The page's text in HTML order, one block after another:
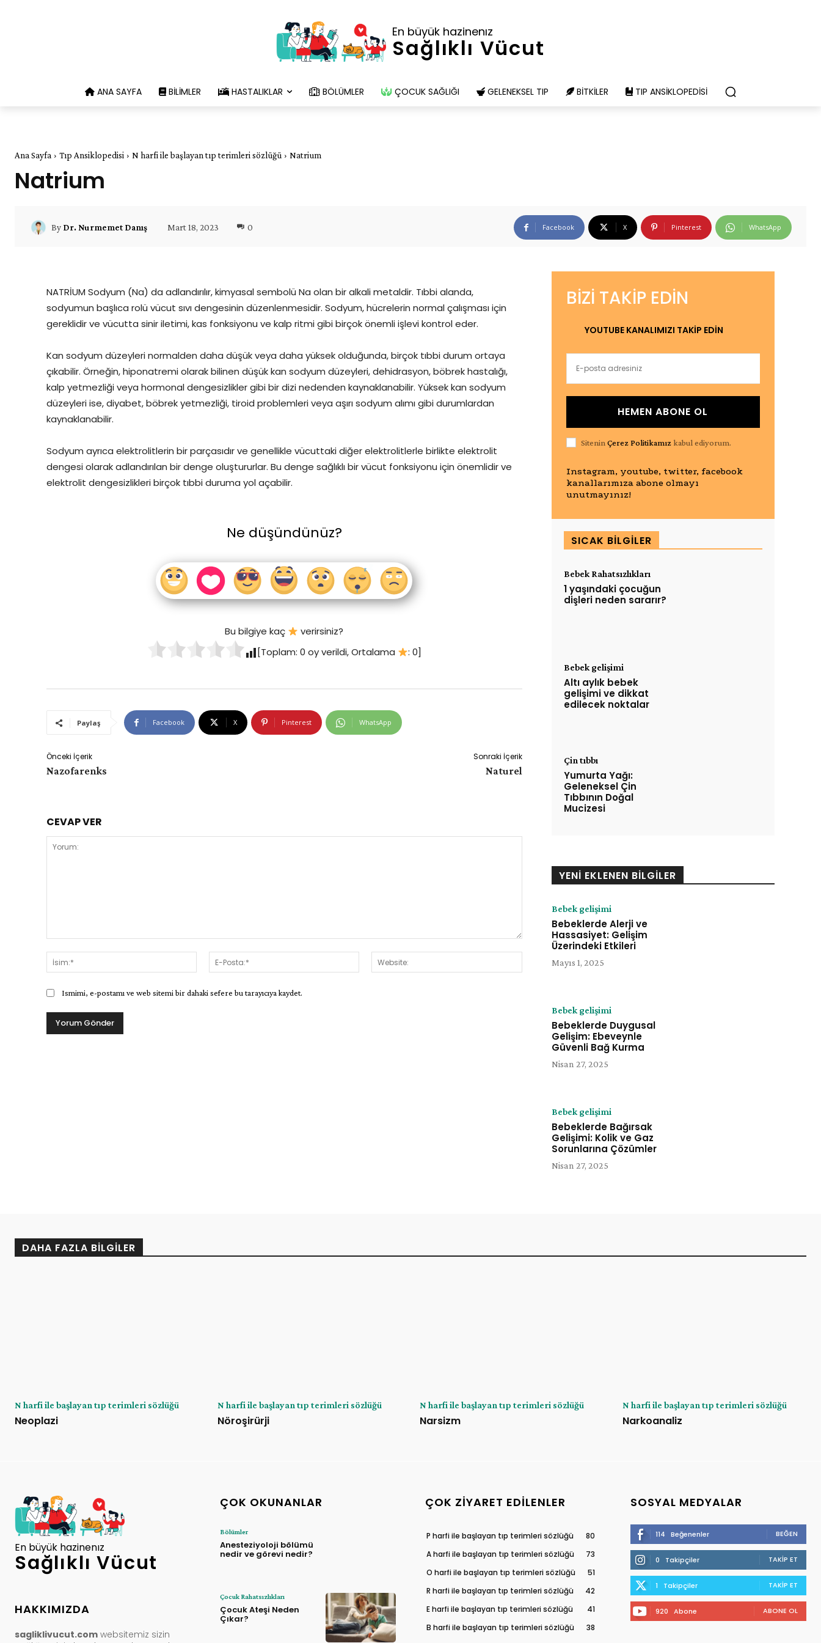
En büyük hazinenız
Sağlıklı Vücut
ANA SAYFA BILIMLER HASTALIKLAR BÖLÜMLER ÇOCUK SAĞLIĞI GELENEKSEL TIP BITKILER TIP ANSIKLOPEDISI
Ana Sayfa Tıp Ansiklopedisi N harfi ile başlayan tıp terimleri sözlüğü Natrium
Natrium
By Dr. Nurmemet Danış Mart 18, 2023 0 Facebook X Pinterest WhatsApp
NATRİUM Sodyum (Na) da adlandırılır, kimyasal sembolü Na olan bir alkali metaldir. Tıbbi alanda,
sodyumun başlıca rolü vücut sıvı dengesinin düzenlenmesidir. Sodyum, hücrelerin normal çalışması için
gereklidir ve vücutta sinir iletimi, kas fonksiyonu ve kalp ritmi gibi birçok önemli işlevi kontrol eder.
Kan sodyum düzeyleri normalden daha düşük veya daha yüksek olduğunda, birçok tıbbi durum ortaya
çıkabilir. Örneğin, hiponatremi olarak bilinen düşük kan sodyum düzeyleri, dehidrasyon, böbrek hastalığı,
kalp yetmezliği veya hormonal dengesizlikler gibi bir dizi nedenden kaynaklanabilir. Yüksek kan sodyum
düzeyleri ise, diyabet, böbrek yetmezliği, tiroid problemleri veya aşırı sodyum alımı gibi durumlardan
kaynaklanabilir.
Sodyum ayrıca elektrolitlerin bir parçasıdır ve genellikle vücuttaki diğer elektrolitlerle birlikte elektrolit
dengesi olarak adlandırılan bir denge oluştururlar. Bu denge sağlıklı bir vücut fonksiyonu için önemlidir ve
elektrolit dengesizlikleri birçok tıbbi duruma yol açabilir.
Ne düşündünüz?
Bu bilgiye kaç
verirsiniz?
[Toplam: 0 oy verildi, Ortalama : 0]
Paylaş Facebook X Pinterest WhatsApp
Önceki İçerik
Nazofarenks
Sonraki İçerik
Naturel
CEVAP VER
İsim:*
Posta:*
Ismimi, e-postamı ve web sitemi bir dahaki sefere bu tarayıcıya kaydet.
BIZI TAKIP EDIN
YOUTUBE KANALIMIZI TAKİP EDİN
HEMEN ABONE OL
Sitenin Çerez Politikamızkabul ediyorum.
Instagram, youtube, twitter, facebook
kanallarımıza abone olmayı
unutmayınız!
SICAK BILGILER
Bebek Rahatsızlıkları
1 yaşındaki çocuğun
dişleri neden sararır?
Bebek gelişimi
Altı aylık bebek
gelişimi ve dikkat
edilecek noktalar
Çin tıbbı
Yumurta Yağı:
Geleneksel Çin
Tıbbının Doğal
Mucizesi
YENI EKLENEN BILGILER
Bebek gelişimi
Bebeklerde Alerji ve
Hassasiyet: Gelişim
Üzerindeki Etkileri
Mayıs 1, 2025
Bebek gelişimi
Bebeklerde Duygusal
Gelişim: Ebeveynle
Güvenli Bağ Kurma
Nisan 27, 2025
Bebek gelişimi
Bebeklerde Bağırsak
Gelişimi: Kolik ve Gaz
Sorunlarına Çözümler
Nisan 27, 2025
DAHA FAZLA BILGILER
N harfi ile başlayan tıp terimleri sözlüğü
Neoplazi
N harfi ile başlayan tıp terimleri sözlüğü
Nöroşirürji
N harfi ile başlayan tıp terimleri sözlüğü
Narsizm
N harfi ile başlayan tıp terimleri sözlüğü
Narkoanaliz
En büyük hazinenız
Sağlıklı Vücut
HAKKIMIZDA
sagliklivucut.com websitemiz sizin
ÇOK OKUNANLAR
Bölümler
Anesteziyoloji bölümü
nedir ve görevi nedir?
Çocuk Rahatsızlıkları
Çocuk Ateşi Neden
Çıkar?
ÇOK ZIYARET EDILENLER
P harfi ile başlayan tıp terimleri sözlüğü
80
A harfi ile başlayan tıp terimleri sözlüğü
73
O harfi ile başlayan tıp terimleri sözlüğü
51
R harfi ile başlayan tıp terimleri sözlüğü
42
E harfi ile başlayan tıp terimleri sözlüğü
41
B harfi ile başlayan tıp terimleri sözlüğü
38
SOSYAL MEDYALAR
114 Beğenenler BEĞEN
0 Takipçiler TAKIP ET
1 Takipçiler TAKIP ET
920 Abone ABONE OL